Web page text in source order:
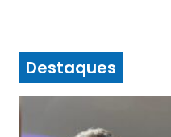
Destaques